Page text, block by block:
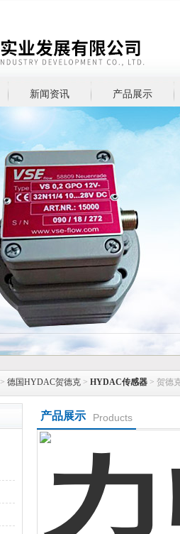
新闻资讯 产品展示
> 德国HYDAC贺德克 > HYDAC传感器 > 贺德
产品展示 Products